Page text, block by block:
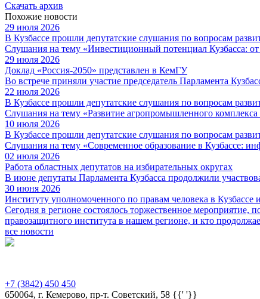
Скачать архив
Похожие новости
29 июля 2026
В Кузбассе прошли депутатские слушания по вопросам
Слушания на тему «Инвестиционный потенциал Кузбасса:
29 июля 2026
Доклад «Россия-2050» представлен в КемГУ
Во встрече приняли участие председатель Парламента
22 июля 2026
В Кузбассе прошли депутатские слушания по вопросам
Слушания на тему «Развитие агропромышленного
10 июля 2026
В Кузбассе прошли депутатские слушания по вопросам
Слушания на тему «Современное образование в Кузбассе:
02 июля 2026
Работа областных депутатов на избирательных округах
В июне депутаты Парламента Кузбасса продолжили
30 июня 2026
Институту уполномоченного по правам человека в Кузбассе
Сегодня в регионе состоялось торжественное мероприятие,
правозащитного института в нашем регионе, и кто
все новости
+7 (3842) 450 450
650064, г. Кемерово, пр-т. Советский, 58 {{' '}}